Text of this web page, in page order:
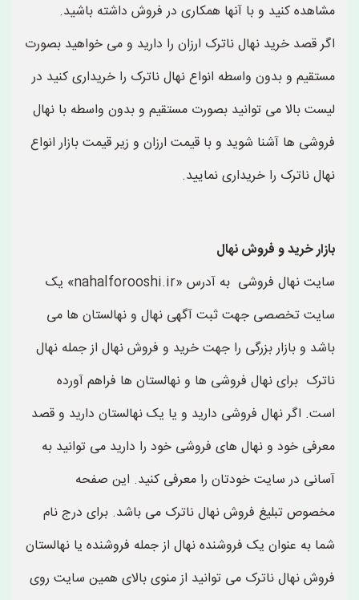
مشاهده کنید و با آنها همکاری در فروش داشته باشید.
اگر قصد خرید نهال ناترک ارزان را دارید و می خواهید بصورت
مستقیم و بدون واسطه انواع نهال ناترک را خریداری کنید در
لیست بالا می توانید بصورت مستقیم و بدون واسطه با نهال
فروشی ها آشنا شوید و با قیمت ارزان و زیر قیمت بازار انواع
نهال ناترک را خریداری نمایید.
بازار خرید و فروش نهال
سایت نهال فروشی به آدرس «nahalforooshi.ir» یک
سایت تخصصی جهت ثبت آگهی نهال و نهالستان ها می
باشد و بازار بزرگی را جهت خرید و فروش نهال از جمله نهال
ناترک برای نهال فروشی ها و نهالستان ها فراهم آورده
است. اگر نهال فروشی دارید و یا یک نهالستان دارید و قصد
معرفی خود و نهال های فروشی خود را دارید می توانید به
آسانی در سایت خودتان را معرفی کنید. این صفحه
مخصوص تبلیغ فروش نهال ناترک می باشد. برای درج نام
شما به عنوان یک فروشنده نهال از جمله فروشنده یا نهالستان
فروش نهال ناترک می توانید از منوی بالای همین سایت روی